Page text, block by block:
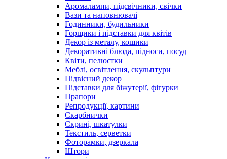
Аромалампи, підсвічники, свічки
Вази та наповнювачі
Годинники, будильники
Горщики і підставки для квітів
Декор із металу, кошики
Декоративні блюда, підноси, посуд
Квіти, пелюстки
Меблі, освітлення, скульптури
Підвісний декор
Підставки для біжутерії, фігурки
Прапори
Репродукції, картини
Скарбнички
Скрині, шкатулки
Текстиль, серветки
Фоторамки, дзеркала
Штори